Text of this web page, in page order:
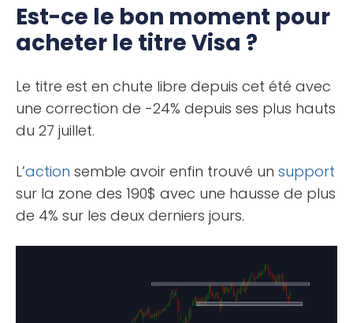
Est-ce le bon moment pour
acheter le titre Visa ?
Le titre est en chute libre depuis cet été avec
une correction de -24% depuis ses plus hauts
du 27 juillet.
L’action semble avoir enfin trouvé un support
sur la zone des 190$ avec une hausse de plus
de 4% sur les deux derniers jours.